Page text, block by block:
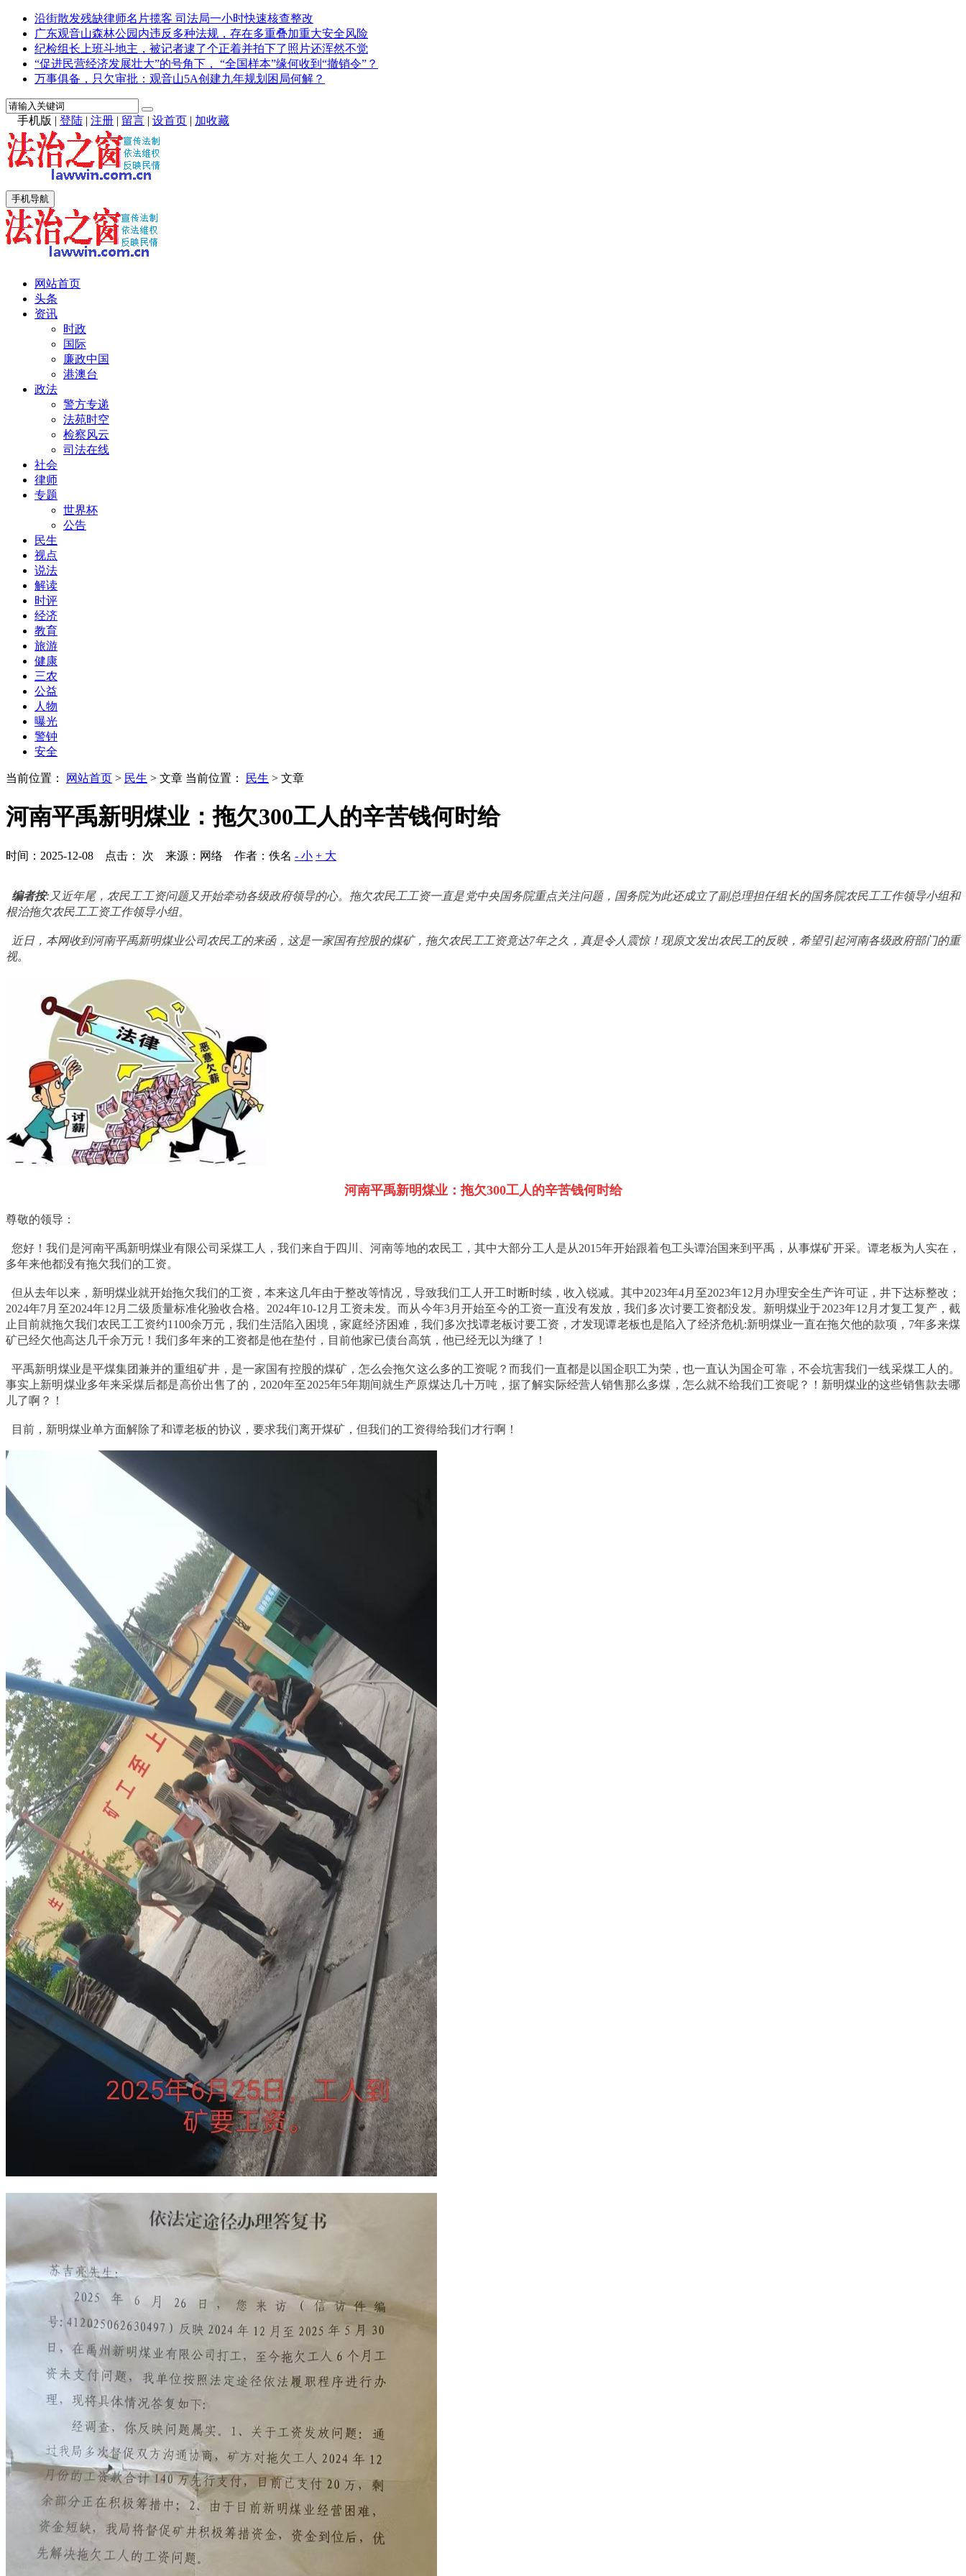
沿街散发残缺律师名片揽客 司法局一小时快速核查整改
广东观音山森林公园内违反多种法规，存在多重叠加重大安全风险
纪检组长上班斗地主，被记者逮了个正着并拍下了照片还浑然不觉
“促进民营经济发展壮大”的号角下， “全国样本”缘何收到“撤销令”？
万事俱备，只欠审批：观音山5A创建九年规划困局何解？
手机版 | 登陆 | 注册 | 留言 | 设首页 | 加收藏
手机导航
网站首页
头条
资讯
时政
国际
廉政中国
港澳台
政法
警方专递
法苑时空
检察风云
司法在线
社会
律师
专题
世界杯
公告
民生
视点
说法
解读
时评
经济
教育
旅游
健康
三农
公益
人物
曝光
警钟
安全
当前位置： 网站首页 > 民生 > 文章 当前位置： 民生 > 文章
河南平禹新明煤业：拖欠300工人的辛苦钱何时给
时间：2025-12-08 点击： 次 来源：网络 作者：佚名 - 小 + 大
编者按:又近年尾，农民工工资问题又开始牵动各级政府领导的心。拖欠农民工工资一直是党中央国务院重点关注问题，国务院为此还成立了副总理担任组长的国务院农民工工作领导小组和
根治拖欠农民工工资工作领导小组。
近日，本网收到河南平禹新明煤业公司农民工的来函，这是一家国有控股的煤矿，拖欠农民工工资竟达7年之久，真是令人震惊！现原文发出农民工的反映，希望引起河南各级政府部门的重
视。
河南平禹新明煤业：拖欠300工人的辛苦钱何时给
尊敬的领导：
您好！我们是河南平禹新明煤业有限公司采煤工人，我们来自于四川、河南等地的农民工，其中大部分工人是从2015年开始跟着包工头谭治国来到平禹，从事煤矿开采。谭老板为人实在，
多年来他都没有拖欠我们的工资。
但从去年以来，新明煤业就开始拖欠我们的工资，本来这几年由于整改等情况，导致我们工人开工时断时续，收入锐减。其中2023年4月至2023年12月办理安全生产许可证，井下达标整改；
2024年7月至2024年12月二级质量标准化验收合格。2024年10-12月工资未发。而从今年3月开始至今的工资一直没有发放，我们多次讨要工资都没发。新明煤业于2023年12月才复工复产，截
止目前就拖欠我们农民工工资约1100余万元，我们生活陷入困境，家庭经济困难，我们多次找谭老板讨要工资，才发现谭老板也是陷入了经济危机:新明煤业一直在拖欠他的款项，7年多来煤
矿已经欠他高达几千余万元！我们多年来的工资都是他在垫付，目前他家已债台高筑，他已经无以为继了！
平禹新明煤业是平煤集团兼并的重组矿井，是一家国有控股的煤矿，怎么会拖欠这么多的工资呢？而我们一直都是以国企职工为荣，也一直认为国企可靠，不会坑害我们一线采煤工人的。
事实上新明煤业多年来采煤后都是高价出售了的，2020年至2025年5年期间就生产原煤达几十万吨，据了解实际经营人销售那么多煤，怎么就不给我们工资呢？！新明煤业的这些销售款去哪
儿了啊？！
目前，新明煤业单方面解除了和谭老板的协议，要求我们离开煤矿，但我们的工资得给我们才行啊！